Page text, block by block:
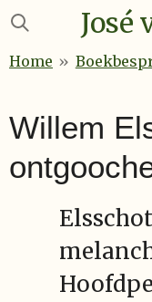
Ga
naar
José
Home »
Willem